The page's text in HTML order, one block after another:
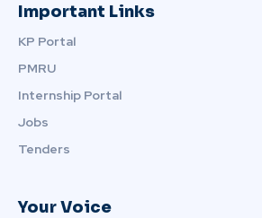
Important Links
KP Portal
PMRU
Internship Portal
Jobs
Tenders
Your Voice